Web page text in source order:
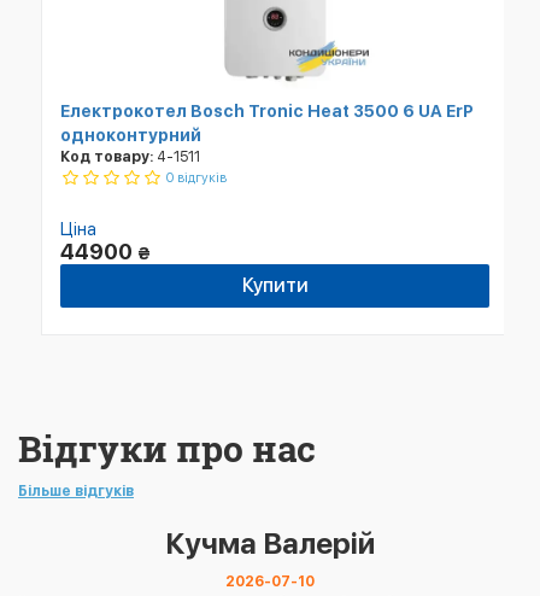
Електрокотел Bosch Tronic Heat 3500 6 UA ErP
одноконтурний
Код товару:4-1511
0 відгуків
Ціна
44900 ₴
Купити
Відгуки про нас
Більше відгуків
Кучма Валерій
2026-07-10